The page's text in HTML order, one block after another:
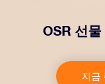
OSR 선
투와 퍼스널라이즈
털 문서가 제공되
지금